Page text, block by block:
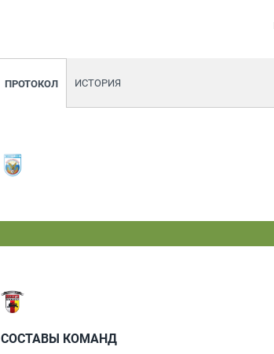
ПРОТОКОЛ ИСТОРИЯ
СОСТАВЫ КОМАНД